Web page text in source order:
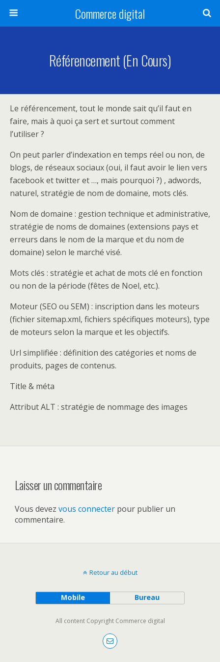
Commerce digital
Référencement (en Cours)
Le référencement, tout le monde sait qu’il faut en
faire, mais à quoi ça sert et surtout comment
l’utiliser ?
On peut parler d’indexation en temps réel ou non, de
blogs, de réseaux sociaux (oui, il faut avoir le lien vers
facebook et twitter et …, mais pourquoi ?) , adwords,
naturel, stratégie de nom de domaine, mots clés.
Nom de domaine : gestion technique et administrative,
stratégie de noms de domaines (extensions pays et
erreurs dans le nom de la marque et du nom de
domaine) selon le marché visé.
Mots clés : stratégie et achat de mots clé en fonction
ou non de la période (fêtes de Noel, etc.).
Moteur (SEO ou SEM) : inscription dans les moteurs
(fichier sitemap.xml, fichiers spécifiques moteurs), type
de moteurs selon la marque et les objectifs.
Url simplifiée : définition des catégories et noms de
produits, pages de contenus.
Title & méta
Attribut ALT : stratégie de nommage des images
Laisser un commentaire
Vous devez vous connecter pour publier un
commentaire.
Retour au début
Mobile Bureau
All content Copyright Commerce digital